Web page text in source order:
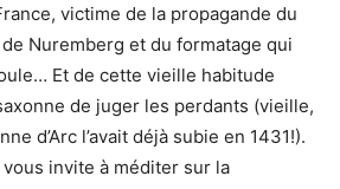
victime de la propagande du
Nuremberg et du formatage qui
Et de cette vieille habitude
de juger les perdants (vieille,
d’Arc l’avait déjà subie en 1431!).
vous invite à méditer sur la